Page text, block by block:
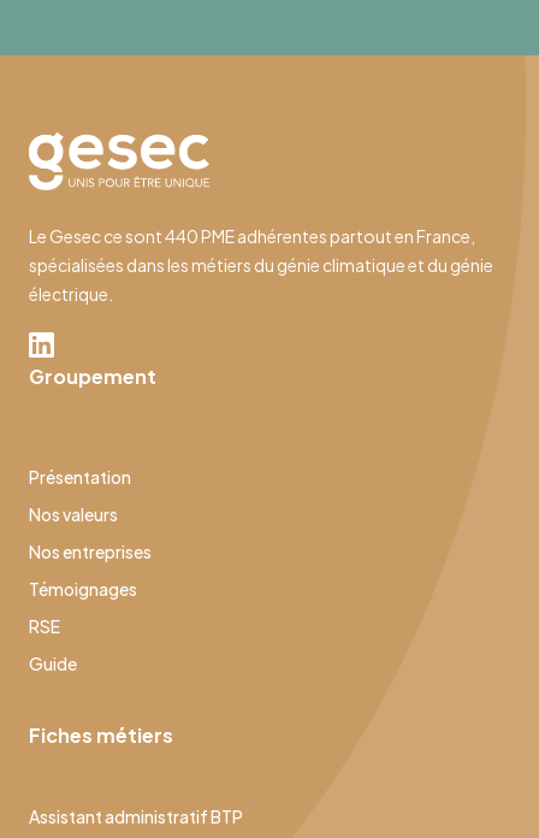
Le Gesec ce sont 440 PME adhérentes partout en France,
spécialisées dans les métiers du génie climatique et du génie
électrique.
Groupement
Présentation
Nos valeurs
Nos entreprises
Témoignages
RSE
Guide
Fiches métiers
Assistant administratif BTP